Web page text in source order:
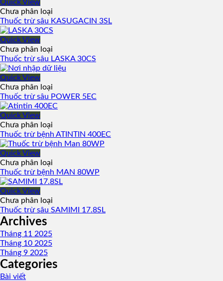
Quick View
Chưa phân loại
Thuốc trừ sâu KASUGACIN 3SL
Quick View
Chưa phân loại
Thuốc trừ sâu LASKA 30CS
Quick View
Chưa phân loại
Thuốc trừ sâu POWER 5EC
Quick View
Chưa phân loại
Thuốc trừ bệnh ATINTIN 400EC
Quick View
Chưa phân loại
Thuốc trừ bệnh MAN 80WP
Quick View
Chưa phân loại
Thuốc trừ sâu SAMIMI 17.8SL
Archives
Tháng 11 2025
Tháng 10 2025
Tháng 9 2025
Categories
Bài viết